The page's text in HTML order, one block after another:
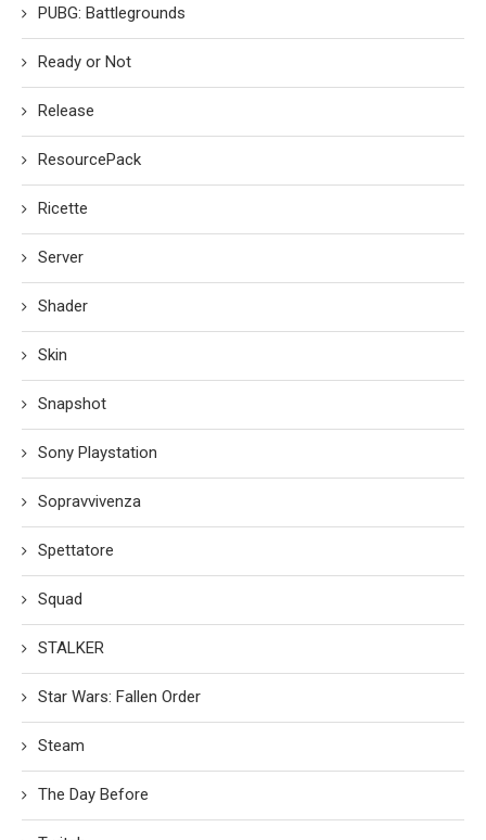
PUBG: Battlegrounds
Ready or Not
Release
ResourcePack
Ricette
Server
Shader
Skin
Snapshot
Sony Playstation
Sopravvivenza
Spettatore
Squad
STALKER
Star Wars: Fallen Order
Steam
The Day Before